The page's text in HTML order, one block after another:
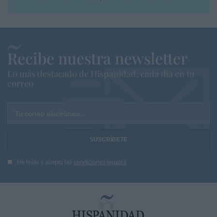
Recibe nuestra newsletter
Lo más destacado de Hispanidad, cada dia en tu
correo
Tu correo electrónico...
He leído y acepto las condiciones legales